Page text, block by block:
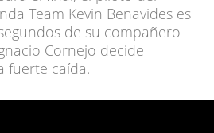
Team Kevin Benavides es
de su compañero
Cornejo decide
fuerte caída.